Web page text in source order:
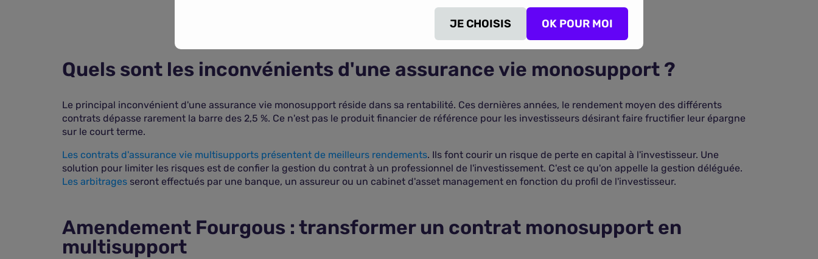
COMPARER LES ASSURANCES VIE
Quels sont les inconvénients d'une assurance vie monosupport ?
Le principal inconvénient d'une assurance vie monosupport réside dans sa rentabilité. Ces dernières années, le rendement moyen des différents
contrats dépasse rarement la barre des 2,5 %. Ce n'est pas le produit financier de référence pour les investisseurs désirant faire fructifier leur épargne
sur le court terme.
Les contrats d'assurance vie multisupports présentent de meilleurs rendements. Ils font courir un risque de perte en capital à l'investisseur. Une
solution pour limiter les risques est de confier la gestion du contrat à un professionnel de l'investissement. C'est ce qu'on appelle la gestion déléguée.
Les arbitrages seront effectués par une banque, un assureur ou un cabinet d'asset management en fonction du profil de l'investisseur.
Amendement Fourgous : transformer un contrat monosupport en
multisupport
JE CHOISIS OK POUR MOI